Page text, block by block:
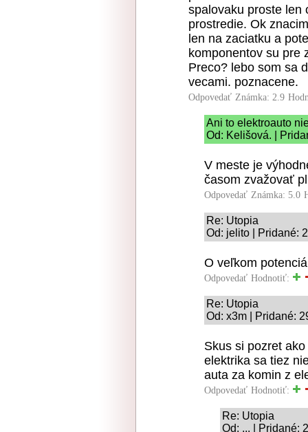
spalovaku proste len
prostredie. Ok
len na zaciatku a
komponentov su pre
Preco? lebo som sa
vecami. poznacene.
Odpovedať Známka: 2.9
Ani to elektroauto
Od: Kelišová. |
V meste je
časom zvažovať
Odpovedať Známka: 5.0
Re: Utopia
Od: jelito | Pridané:
O veľkom
Odpovedať Hodnotiť:
Re: Utopia
Od: x3m | Pridané:
Skus si pozret
elektrika sa tiez
auta za komin z
Odpovedať Hodnotiť:
Re: Utopia
Od: ... | Pridané: